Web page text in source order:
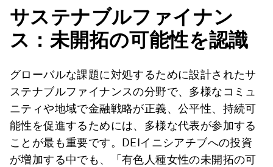
サステナブルファイナン
ス：未開拓の可能性を認識
グローバルな課題に対処するために設計されたサ
ステナブルファイナンスの分野で、多様なコミュ
ニティや地域で金融戦略が正義、公平性、持続可
能性を促進するためには、多様な代表が参加する
ことが最も重要です。DEIイニシアチブへの投資
が増加する中でも、「有色人種女性の未開拓の可